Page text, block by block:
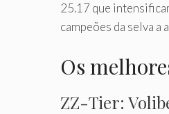
25.17 que
campeões da selva
Os
ZZ-Tier: